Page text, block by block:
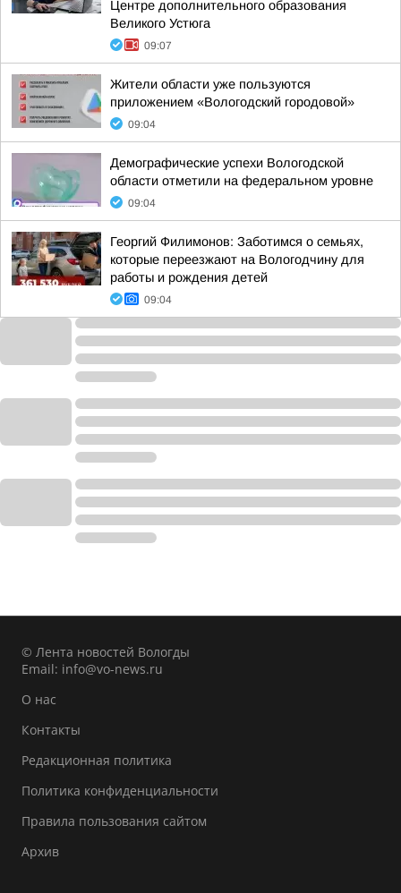
Центре дополнительного образования
Великого Устюга
09:07
Жители области уже пользуются
приложением «Вологодский городовой»
09:04
Демографические успехи Вологодской
области отметили на федеральном уровне
09:04
Георгий Филимонов: Заботимся о семьях,
которые переезжают на Вологодчину для
работы и рождения детей
09:04
© Лента новостей Вологды
Email: info@vo-news.ru
О нас
Контакты
Редакционная политика
Политика конфиденциальности
Правила пользования сайтом
Архив